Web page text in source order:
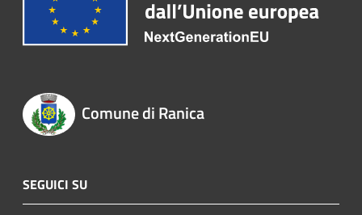
Comune di Ranica
SEGUICI SU